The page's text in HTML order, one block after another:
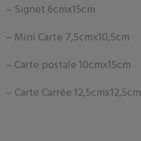
– Signet 6cmx15cm
– Mini Carte 7,5cmx10,5cm
– Carte postale10cmx15cm
– Carte Carrée 12,5cmx12,5cm